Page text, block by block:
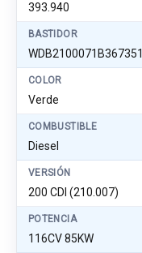
393.940
BASTIDOR
WDB2100071B367351
COLOR
Verde
COMBUSTIBLE
Diesel
VERSIÓN
200 CDI (210.007)
POTENCIA
116CV 85KW